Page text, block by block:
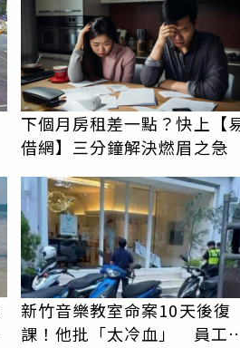
下個月房租差一點？快上【
借網】三分鐘解決燃眉之急
新竹音樂教室命案10天後復
課！他批「太冷血」 員工